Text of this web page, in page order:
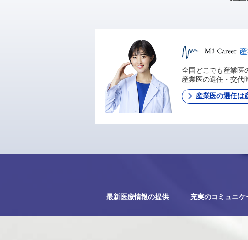
最新医療情報の提供 充実のコミュニ
全国どこでも産業医
産業医の選任・交代
産業医の選任は